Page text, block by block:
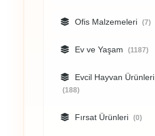
Ofis Malzemeleri (7)
Ev ve Yaşam (1187)
Evcil Hayvan Ürünleri
(188)
Fırsat Ürünleri (0)